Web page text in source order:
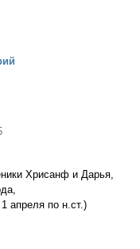
Хрисанф и Дарья,
апреля по н.ст.)